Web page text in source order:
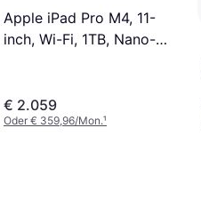
Apple iPad Pro M4, 11-
inch, Wi-Fi, 1TB, Nano-
€ 2.059
Oder € 359,96/Mon.¹